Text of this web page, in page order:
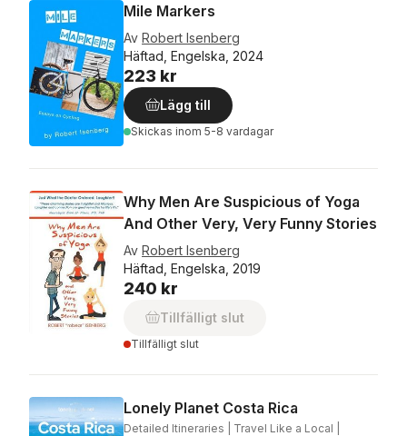
Mile Markers
Av Robert Isenberg
Häftad, Engelska, 2024
223 kr
Lägg till
Skickas inom 5-8 vardagar
Why Men Are Suspicious of Yoga
And Other Very, Very Funny Stories
Av Robert Isenberg
Häftad, Engelska, 2019
240 kr
Tillfälligt slut
Tillfälligt slut
Lonely Planet Costa Rica
Detailed Itineraries | Travel Like a Local |